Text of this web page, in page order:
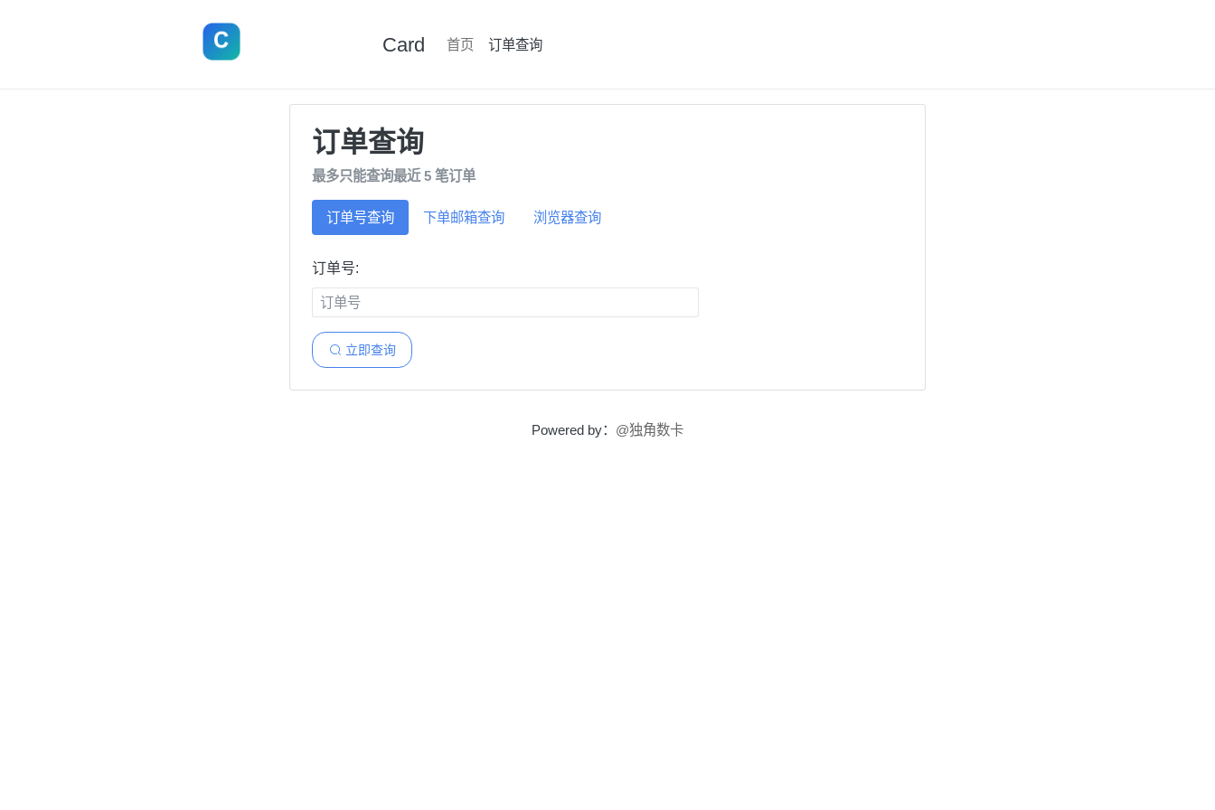
Card 首页 订单查询
订单查询
最多只能查询最近 5 笔订单
订单号查询 下单邮箱查询 浏览器查询
订单号:
 立即查询
Powered by： @独角数卡